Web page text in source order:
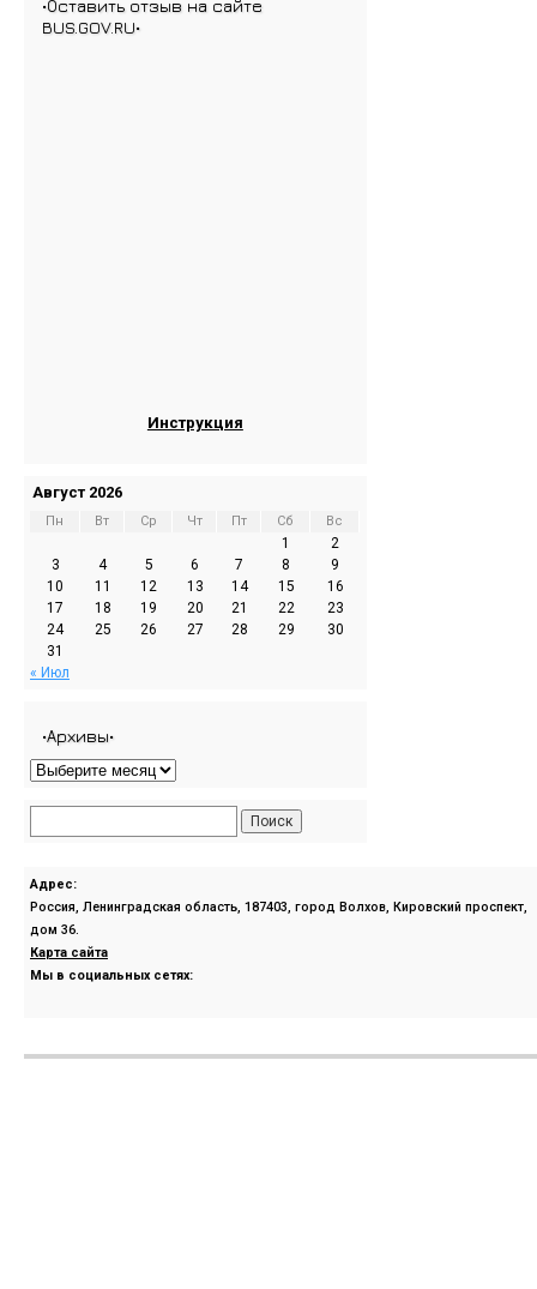
•Оставить отзыв на сайте
BUS.GOV.RU•
Инструкция
Август 2026
Пн Вт Ср Чт Пт Сб Вс
1
2
3
4 5 6 7 8
9
10
11 12 13 14 15
16
17
18 19 20 21 22
23
24
25 26 27 28 29
30
31
« Июл
•Архивы•
Адрес:
Россия, Ленинградская область, 187403, город Волхов, Кировский проспект,
дом 36.
Карта сайта
Мы в социальных сетях: